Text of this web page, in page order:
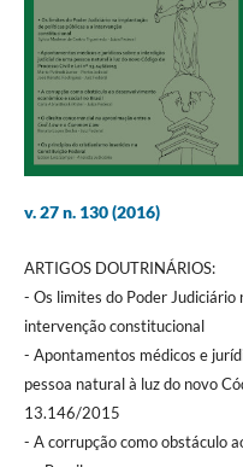
v. 27 n. 130 (2016)
ARTIGOS DOUTRINÁRIOS:
- Os limites do Poder Judiciário
intervenção constitucional
- Apontamentos médicos e
pessoa natural à luz do novo
13.146/2015
- A corrupção como obstáculo